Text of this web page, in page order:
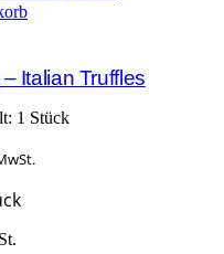
Italian Truffles
1 Stück